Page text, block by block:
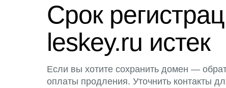
Срок
leskey.ru истек
Если вы хотите сохранить домен —
оплаты продления. Уточнить контакты